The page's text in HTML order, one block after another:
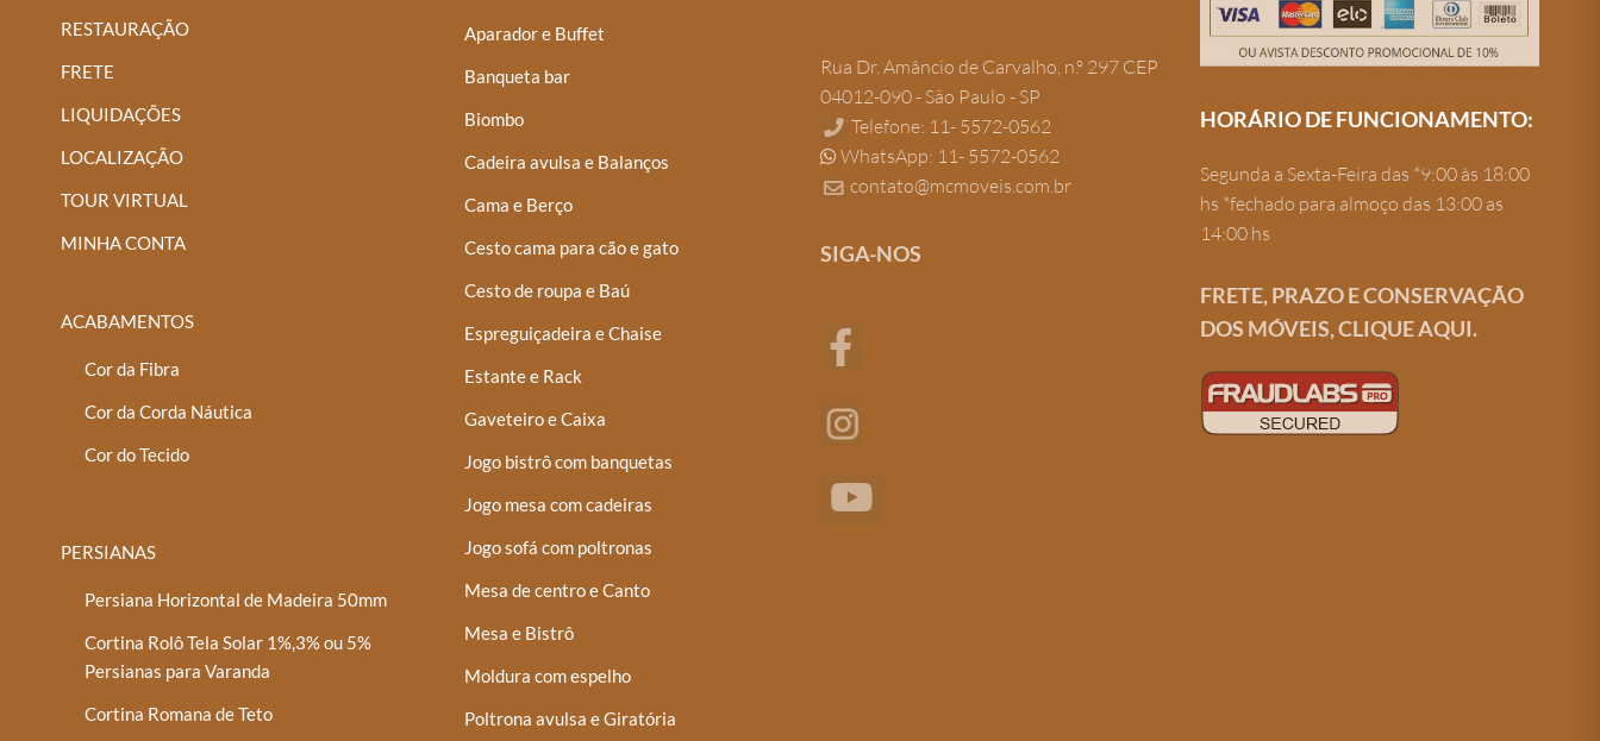
RESTAURAÇÃO
FRETE
LIQUIDAÇÕES
LOCALIZAÇÃO
TOUR VIRTUAL
MINHA CONTA
ACABAMENTOS
Cor da Fibra
Cor da Corda Náutica
Cor do Tecido
PERSIANAS
Persiana Horizontal de Madeira 50mm
Cortina Rolô Tela Solar 1%,3% ou 5%
Persianas para Varanda
Cortina Romana de Teto
Aparador e Buffet
Banqueta bar
Biombo
Cadeira avulsa e Balanços
Cama e Berço
Cesto cama para cão e gato
Cesto de roupa e Baú
Espreguiçadeira e Chaise
Estante e Rack
Gaveteiro e Caixa
Jogo bistrô com banquetas
Jogo mesa com cadeiras
Jogo sofá com poltronas
Mesa de centro e Canto
Mesa e Bistrô
Moldura com espelho
Poltrona avulsa e Giratória
Rua Dr. Amâncio de Carvalho, n.º 297 CEP
04012-090 - São Paulo - SP
Telefone: 11- 5572-0562
WhatsApp: 11- 5572-0562
contato@mcmoveis.com.br
SIGA-NOS
HORÁRIO DE FUNCIONAMENTO:
Segunda a Sexta-Feira das *9:00 às 18:00
hs *fechado para almoço das 13:00 as
14:00 hs
FRETE, PRAZO E CONSERVAÇÃO
DOS MÓVEIS, CLIQUE AQUI.